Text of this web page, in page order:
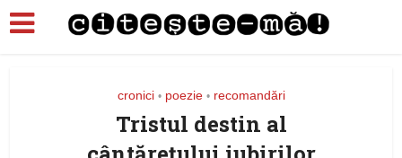
cronici • poezie • recomandări
Tristul destin al